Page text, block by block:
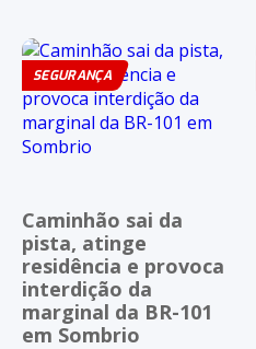
SEGURANÇA
Caminhão sai da
pista, atinge
residência e provoca
interdição da
marginal da BR-101
em Sombrio